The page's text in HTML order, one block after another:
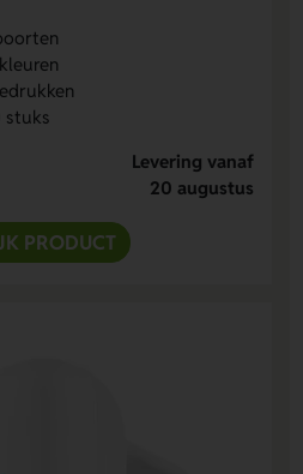
stuks
Levering vanaf
20 augustus
PRODUCT